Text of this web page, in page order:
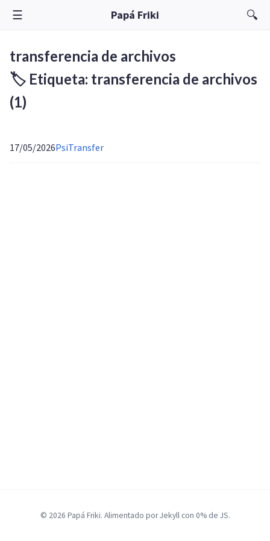
☰ Papá Friki 🔍
transferencia de archivos
🏷️ Etiqueta: transferencia de archivos
(1)
17/05/2026PsiTransfer
© 2026 Papá Friki. Alimentado por Jekyll con 0% de JS.